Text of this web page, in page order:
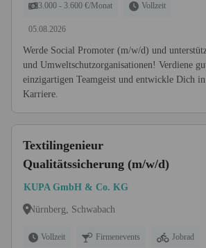
3.000 - 3.600 €/Monat Vollzeit
05.08.2026
Werde Social Promoter (m/w/d) und
und Umweltschutzorganisationen! Verdiene
einzigartigen Teamgeist und entwickle Dich
Karriere.
Textilingenieur
Qualitätssicherung (m/w/d)
KUPA GmbH & Co. KG
Nürnberg, Schwabach
Vollzeit Firmenevents Jobrad